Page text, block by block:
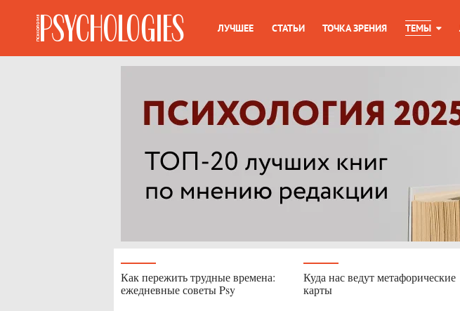
ЛУЧШЕЕ СТАТЬИ ТОЧКА ЗРЕНИЯ ТЕМЫ
Как пережить трудные времена:
ежедневные советы Psy
Куда нас ведут метафорические
карты